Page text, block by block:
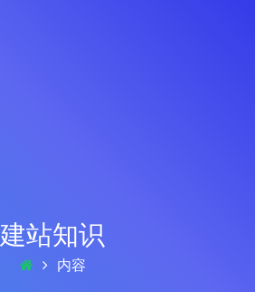
建站知识
内容